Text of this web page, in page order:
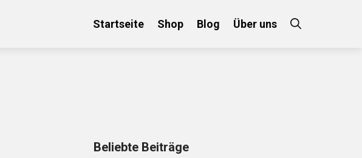
Startseite Shop Blog Über uns
Beliebte Beiträge
Sale bei Decathlon an!